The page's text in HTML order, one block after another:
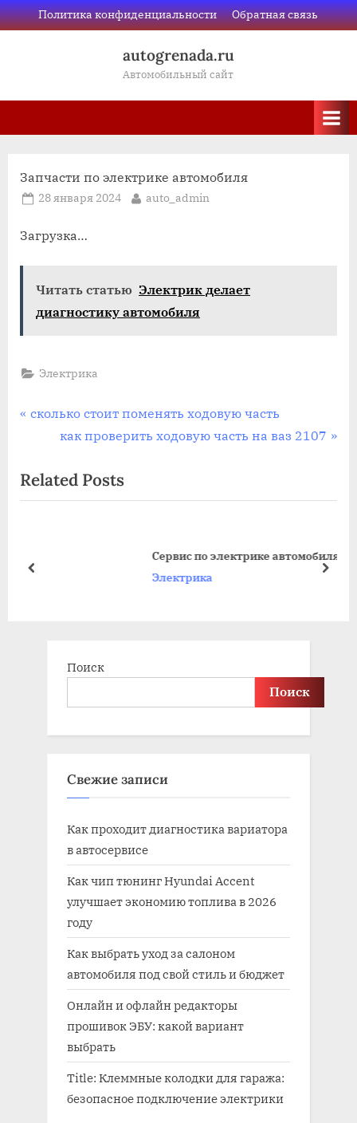
Skip
to
Политика конфиденциальности Обратная связь
autogrenada.ru
Автомобильный сайт
Запчасти по электрике автомобиля
Posted
28 января 2024 By
auto_admin
Загрузка…
Читать статью Электрик делает
диагностику автомобиля
Электрика
Навигация
записям
P
v
i
s
сколько стоит поменять ходовую часть
N
x
t
как проверить ходовую часть на ваз 2107
Related Posts
Сервис по электрике автомобиля
Электрика
prev next
Поиск
Поиск
Свежие записи
Как проходит диагностика вариатора
в автосервисе
Как чип тюнинг Hyundai Accent
улучшает экономию топлива в 2026
году
Как выбрать уход за салоном
автомобиля под свой стиль и бюджет
Онлайн и офлайн редакторы
прошивок ЭБУ: какой вариант
выбрать
Title: Клеммные колодки для гаража:
безопасное подключение электрики